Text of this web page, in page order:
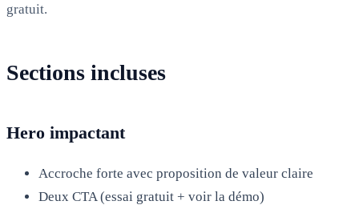
gratuit.
Sections incluses
Hero impactant
Accroche forte avec proposition de valeur claire
Deux CTA (essai gratuit + voir la démo)